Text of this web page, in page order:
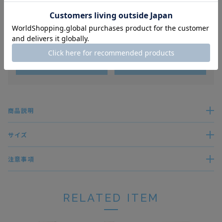
色クリームイエローも可愛らしくて、肌にあたるところがなく快適です
良いと言われる下着を数多く試してきましたが、なかなかいいのがありませ
んでした
Fleepさんは、今までで一番いいです
次になにを購入しようかな！とおもいます
商品説明
サイズ
注意事項
RELATED ITEM